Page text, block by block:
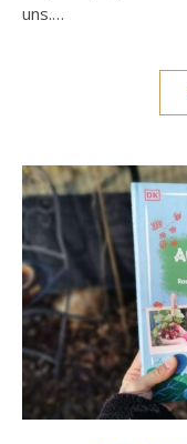
uns.…